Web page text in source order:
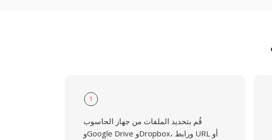
1
قُم بتحديد الملفات من جهاز الحاسوب
وGoogle Drive وDropbox، ورابط URL أو